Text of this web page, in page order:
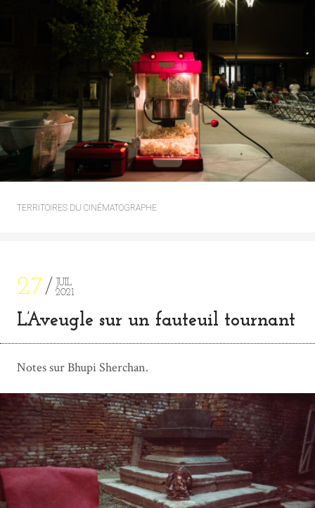
TERRITOIRES DU CINÉMATOGRAPHE
27
JUIL
2021
L’Aveugle sur un fauteuil tournant
Notes sur Bhupi Sherchan.